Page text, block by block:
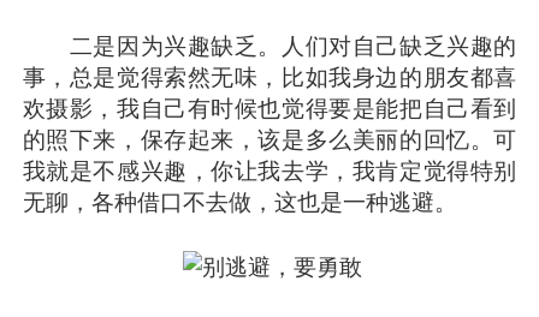
二是因为兴趣缺乏。人们对自己缺乏兴趣的
事，总是觉得索然无味，比如我身边的朋友都喜
欢摄影，我自己有时候也觉得要是能把自己看到
的照下来，保存起来，该是多么美丽的回忆。可
我就是不感兴趣，你让我去学，我肯定觉得特别
无聊，各种借口不去做，这也是一种逃避。